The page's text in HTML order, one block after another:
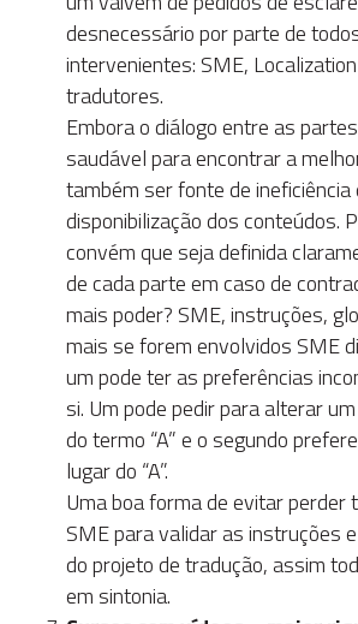
desnecessário por parte de
intervenientes: SME,
tradutores.
Embora o diálogo entre as
saudável para encontrar a
também ser fonte de
disponibilização dos conteúdos.
convém que seja definida
de cada parte em caso de
mais poder? SME, instruções,
mais se forem envolvidos SME
um pode ter as preferências
si. Um pode pedir para alterar
do termo “A” e o segundo
lugar do “A”.
Uma boa forma de evitar perder
SME para validar as instruções
do projeto de tradução, assim
em sintonia.